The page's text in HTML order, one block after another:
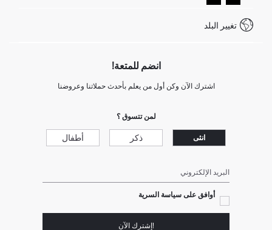
كيف تدفع في ديفاكتو؟
شروط المنافسة
Call Center 19782
تغيير البلد
انضم للمتعة!
اشترك الآن وكن أول من يعلم بأحدث حملاتنا وعروضنا
لمن تتسوق ؟
انثى ذكر أطفال
البريد الإلكتروني
أوافق على سياسة السرية
!إشترك الآن